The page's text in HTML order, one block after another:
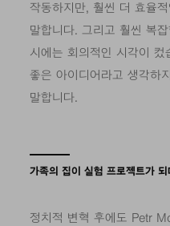
작동하지만, 훨씬 더 효율
말합니다. 그리고 훨씬 복
시에는 회의적인 시각이
좋은 아이디어라고 생각하
말합니다.
가족의 집이 실험 프로젝트가 되
정치적 변혁 후에도 Petr